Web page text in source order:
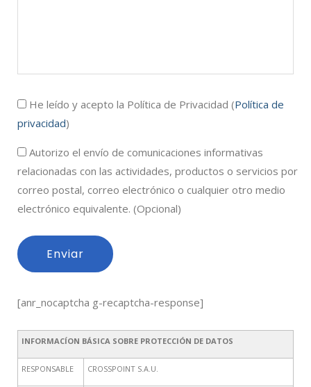
He leído y acepto la Política de Privacidad (Política de
privacidad)
Autorizo el envío de comunicaciones informativas
relacionadas con las actividades, productos o servicios por
correo postal, correo electrónico o cualquier otro medio
electrónico equivalente. (Opcional)
[anr_nocaptcha g-recaptcha-response]
INFORMACÍON BÁSICA SOBRE PROTECCIÓN DE DATOS
RESPONSABLE CROSSPOINT S.A.U.